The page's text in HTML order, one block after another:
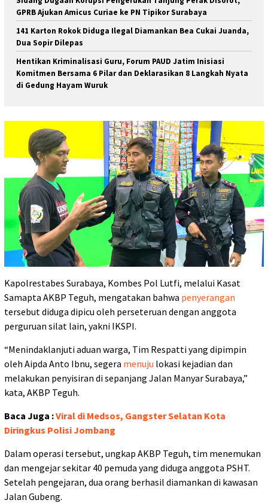
GPRB Ajukan Amicus Curiae ke PN Tipikor Surabaya
141 Karton Rokok Diduga Ilegal Diamankan Bea Cukai Juanda,
Dua Sopir Dilepas
Hentikan Kriminalisasi Guru, Forum PAUD Jatim Inisiasi
Komitmen Bersama 6 Pilar dan Deklarasikan 8 Langkah Nyata
di Gedung Hayam Wuruk
Kapolrestabes Surabaya, Kombes Pol Lutfi, melalui Kasat
Samapta AKBP Teguh, mengatakan bahwa penyerangan
tersebut diduga dipicu oleh perseteruan dengan anggota
perguruan silat lain, yakni IKSPI.
“Menindaklanjuti aduan warga, Tim Respatti yang dipimpin
oleh Aipda Anto Ibnu, segera menuju lokasi kejadian dan
melakukan penyisiran di sepanjang Jalan Manyar Surabaya,”
kata, AKBP Teguh.
Baca Juga :Viral di Medsos, Gangster Selatan Kota
Diringkus Polisi Jombang
Dalam operasi tersebut, ungkap AKBP Teguh, tim menemukan
dan mengejar sekitar 40 pemuda yang diduga anggota PSHT.
Setelah pengejaran, dua orang berhasil diamankan di kawasan
Jalan Gubeng.